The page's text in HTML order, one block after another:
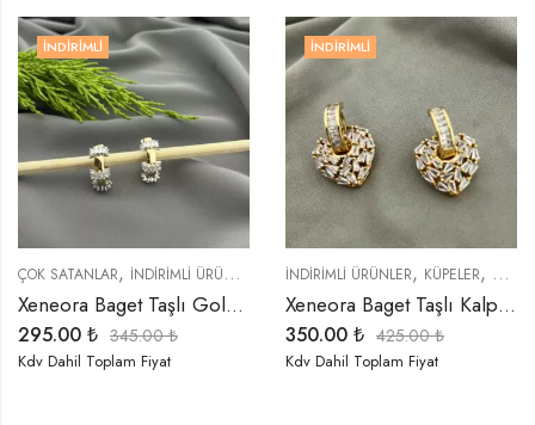
İNDIRIMLI
ÇOK SATANLAR, İNDIRIMLI ÜRÜNLER KÜPELER,ÖZEL SERİLER ,TREND
Xeneora Baget Taşlı Gold Küpe
295.00 ₺ 345.00₺
Kdv Dahil Toplam Fiyat
İNDIRIMLI
İNDIRIMLI ÜRÜNLER, KÜPELER, ÖZEL
Xeneora Baget Taşlı Kalp Gold Renk Küpe
350.00 ₺ 425.00₺
Kdv Dahil Toplam Fiyat